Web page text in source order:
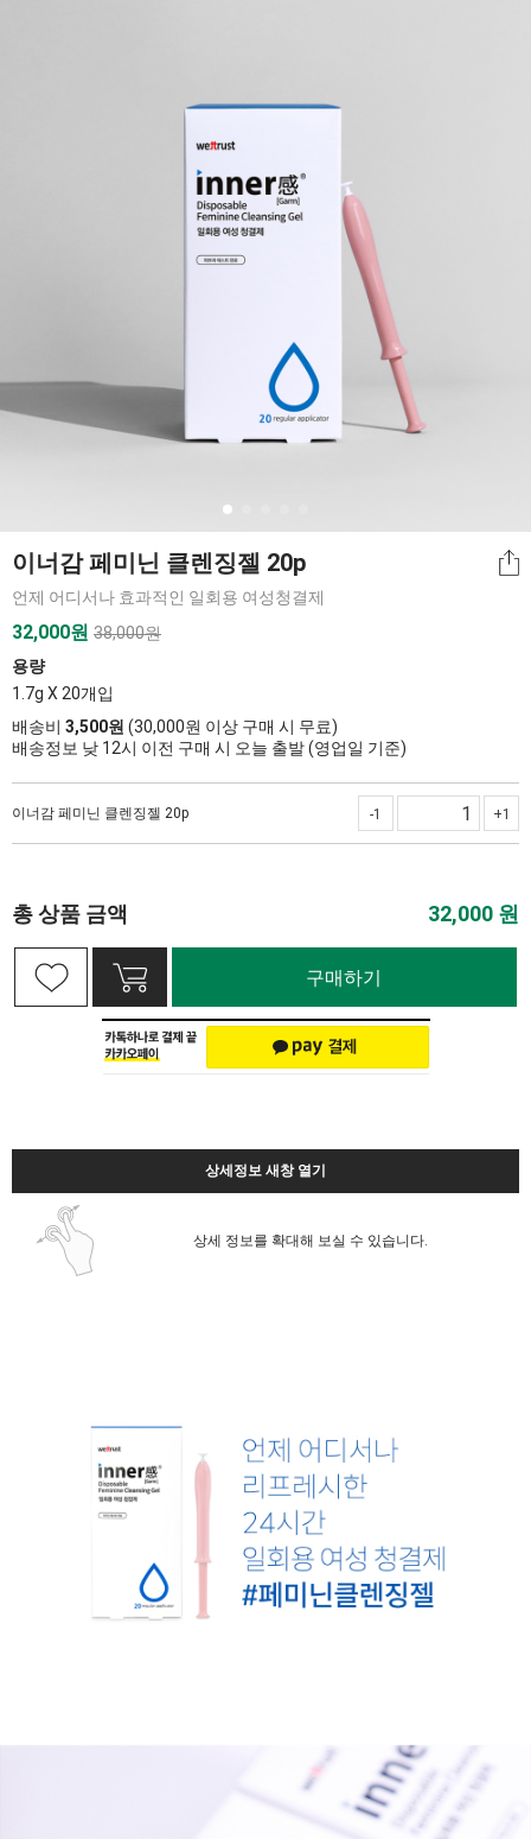
이너감 페미닌 클렌징젤 20p
언제 어디서나 효과적인 일회용 여성청결제
32,000원 38,000원
용량
1.7g X 20개입
배송비 3,500원 (30,000원 이상 구매 시 무료)
배송정보 낮 12시 이전 구매 시 오늘 출발 (영업일 기준)
이너감 페미닌 클렌징젤 20p +1
-1
총 상품 금액 32,000 원
구매하기
상세정보 새창 열기
상세 정보를 확대해 보실 수 있습니다.